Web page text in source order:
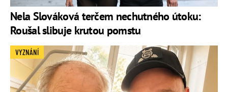
Nela Slováková terčem nechutného útoku:
Roušal slibuje krutou pomstu
VYZNÁNÍ